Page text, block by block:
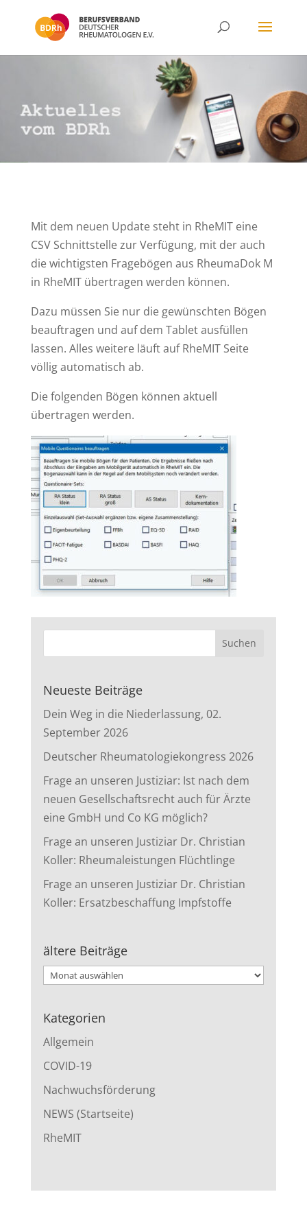
Mit dem neuen Update steht in RheMIT eine
CSV Schnittstelle zur Verfügung, mit der auch
die wichtigsten Fragebögen aus RheumaDok M
in RheMIT übertragen werden können.
Dazu müssen Sie nur die gewünschten Bögen
beauftragen und auf dem Tablet ausfüllen
lassen. Alles weitere läuft auf RheMIT Seite
völlig automatisch ab.
Die folgenden Bögen können aktuell
übertragen werden.
Neueste Beiträge
Dein Weg in die Niederlassung, 02.
September 2026
Deutscher Rheumatologiekongress 2026
Frage an unseren Justiziar: Ist nach dem
neuen Gesellschaftsrecht auch für Ärzte
eine GmbH und Co KG möglich?
Frage an unseren Justiziar Dr. Christian
Koller: Rheumaleistungen Flüchtlinge
Frage an unseren Justiziar Dr. Christian
Koller: Ersatzbeschaffung Impfstoffe
ältere Beiträge
ältere
Kategorien
Allgemein
COVID-19
Nachwuchsförderung
NEWS (Startseite)
RheMIT